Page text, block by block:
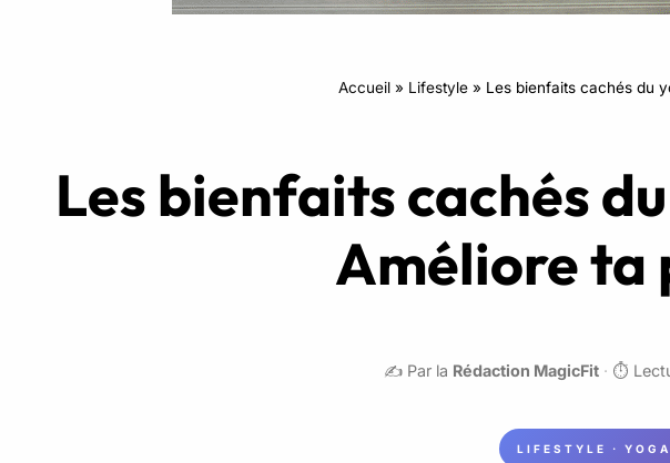
Accueil» Lifestyle» Les bienfaits cachés du
Les bienfaits cachés
Améliore ta
✍️ Par la Rédaction MagicFit · ⏱️
LIFESTYLE ·